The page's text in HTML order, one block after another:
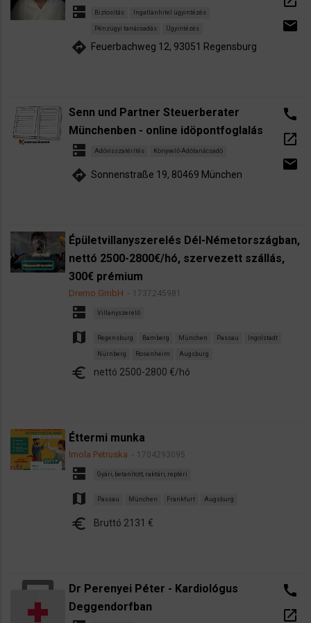
dns Biztosítás Ingatlanhitel ügyintézés
Pénzügyi tanácsadás Ügyintézés
directions Feuerbachweg 12, 93051 Regensburg
email
Senn und Partner Steuerberater
Münchenben - online idöpontfoglalás
dns Adóvisszatérítés Könyvelő-Adótanácsadó
directions Sonnenstraße 19, 80469 München
call
open_in_new
email
Épületvillanyszerelés Dél-Németországban,
nettó 2500-2800€/hó, szervezett szállás,
300€ prémium
Dremo GmbH 1737245981
dns Villanyszerelő
map Regensburg Bamberg München Passau Ingolstadt
Nürnberg Rosenheim Augsburg
euro nettó 2500-2800 €/hó
Éttermi munka
Imola Petruska 1704293095
dns Gyári, betanított, raktári, reptéri
map Passau München Frankfurt Augsburg
euro Bruttó 2131 €
Dr Perenyei Péter - Kardiológus
Deggendorfban
call
open_in_new